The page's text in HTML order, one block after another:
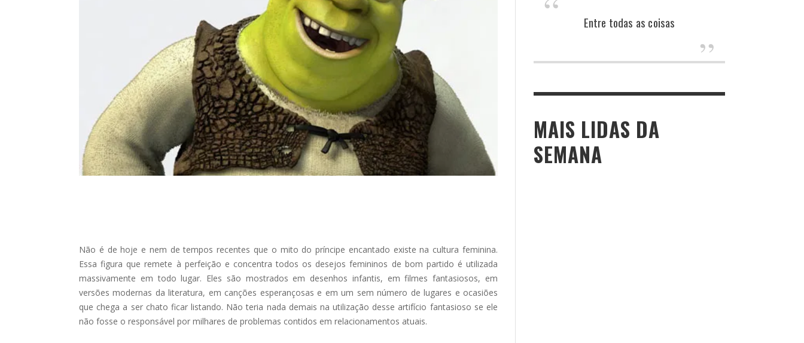
Não é de hoje e nem de tempos recentes que o mito do príncipe encantado existe na cultura feminina.
Essa figura que remete à perfeição e concentra todos os desejos femininos de bom partido é utilizada
massivamente em todo lugar. Eles são mostrados em desenhos infantis, em filmes fantasiosos, em
versões modernas da literatura, em canções esperançosas e em um sem número de lugares e ocasiões
que chega a ser chato ficar listando. Não teria nada demais na utilização desse artifício fantasioso se ele
não fosse o responsável por milhares de problemas contidos em relacionamentos atuais.
Entre todas as coisas
MAIS LIDAS DA
SEMANA